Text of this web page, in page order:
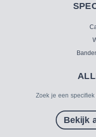
Zoek je een
Bekijk